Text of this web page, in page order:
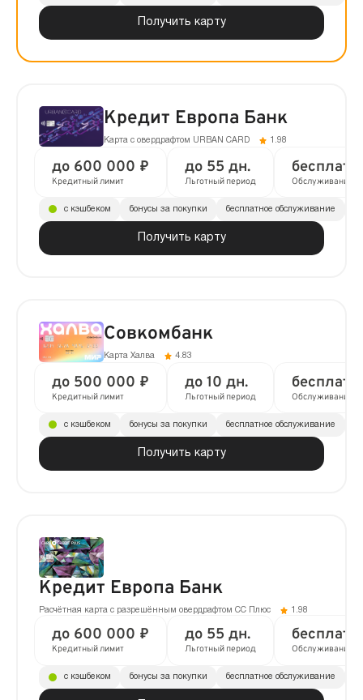
Получить карту
Кредит Европа Банк
Карта с овердрафтом URBAN CARD 1.98
до 600 000 ₽
Кредитный лимит
до 55 дн.
Льготный период Обслуживание
Получить карту
с кэшбеком бонусы за покупки бесплатное обслуживание
Совкомбанк
Карта Халва 4.83
до 500 000 ₽
Кредитный лимит
до 10 дн.
Льготный период Обслуживание
Получить карту
с кэшбеком бонусы за покупки бесплатное обслуживание
Кредит Европа Банк
Расчётная карта с разрешённым овердрафтом CC Плюс 1.98
до 600 000 ₽
Кредитный лимит
до 55 дн.
Льготный период Обслуживание
с кэшбеком бонусы за покупки бесплатное обслуживание